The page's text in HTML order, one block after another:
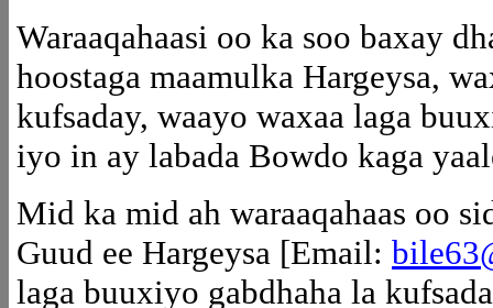
Waraaqahaasi oo ka soo baxay
hoostaga maamulka Hargeysa,
kufsaday, waayo waxaa laga
iyo in ay labada Bowdo kaga
Mid ka mid ah waraaqahaas oo
Guud ee Hargeysa [Email:
laga buuxiyo gabdhaha la